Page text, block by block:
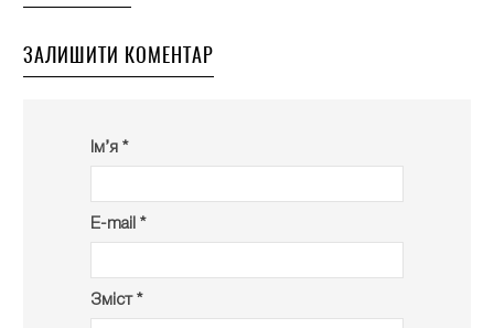
ЗАЛИШИТИ КОМЕНТАР
Ім’я *
E-mail *
Зміст *